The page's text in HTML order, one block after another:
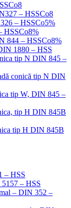
– HSSCo8
– HSSCo5%
HSSCo8%
844 – HSSCo8%
1880 – HSS
tip N DIN 845 –
conică tip N DIN
tip W, DIN 845 –
tip H DIN 845B
tip H DIN 845B
– HSS
– HSS
– DIN 352 –